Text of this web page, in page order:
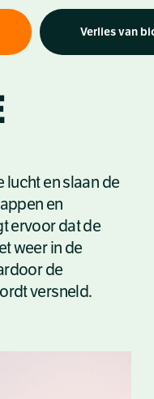
Verlies van
lucht en slaan de
en
ervoor dat de
weer in de
de
versneld.